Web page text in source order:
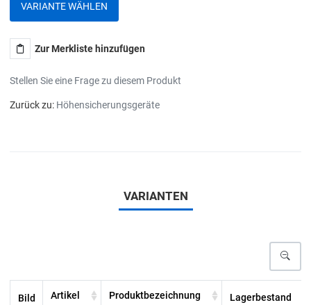
VARIANTE WÄHLEN
Zur Merkliste hinzufügen
Stellen Sie eine Frage zu diesem Produkt
Zurück zu: Höhensicherungsgeräte
VARIANTEN
Bild Artikel Produktbezeichnung Lagerbestand